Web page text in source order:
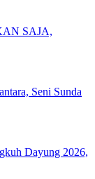
SAJA,
Seni Sunda
Dayung 2026,